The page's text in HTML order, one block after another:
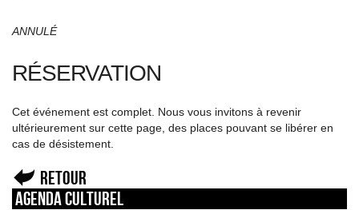
ANNULÉ
RÉSERVATION
Cet événement est complet. Nous vous invitons à revenir
ultérieurement sur cette page, des places pouvant se libérer en
cas de désistement.
Retour
Agenda culturel